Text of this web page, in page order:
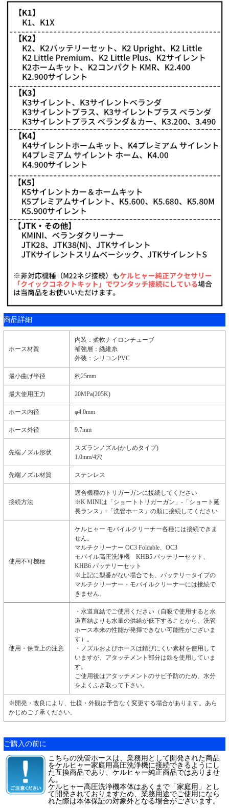
商品詳細
ホース材質
内装：柔軟ナイロンチューブ
補強層：繊維糸
外装：シリコンPVC
最小曲げ半径 約25mm
最大使用圧力 20MPa(205K)
ホース内径 φ4.0mm
ホース外径 9.7mm
先端ノズル形状
スズランノズル(かしめタイプ)
1.0mm/4穴
先端ノズル材質 ステンレス
接続方法
適合機種のトリガーガンに接続してください
※K MINIは「ショートトリガーガン」-「ショート延
長ランス」-「洗管ホース」の順に接続してください
使用不可機種
ケルヒャー モバイルクリーナー各種には接続できま
せん。
マルチクリーナー OC3 Foldable、OC3
モバイル高圧洗浄機 KHB5 バッテリーセット、
KHB6 バッテリーセット
※上記に型番がない場合でも、バッテリータイプの
マルチクリーナー・モバイルクリーナーには接続で
きません。
使用・保管上の注意
・水道直結でご使用ください（自吸で使用すると水
道直結よりも水量の供給が低下することから、洗管
ホース本来の性能が発揮できない可能性がございま
す）。
・ノズルおよびホースは錆びにくい素材を使用して
いますが、アタッチメント部分は鉄を使用していま
す。
ご使用後はアタッチメントのサビ予防のため、水分
をよくふき取って下さい。
※開発・改良により、仕様・外観は予告なく変更する場合があります。あら
かじめご了承ください。
ご購入の前に
こちらの洗管ホースは、業務用として開発された商品
をケルヒャー家庭用高圧洗浄機に接続できるようにし
た互換商品であり、ケルヒャー純正商品ではありませ
ん。
ケルヒャー高圧洗浄機本体はあくまで「家庭用」とし
て開発されておりますため、業務用途でご使用になら
れた際は本体保証の対象外となる場合がございます。